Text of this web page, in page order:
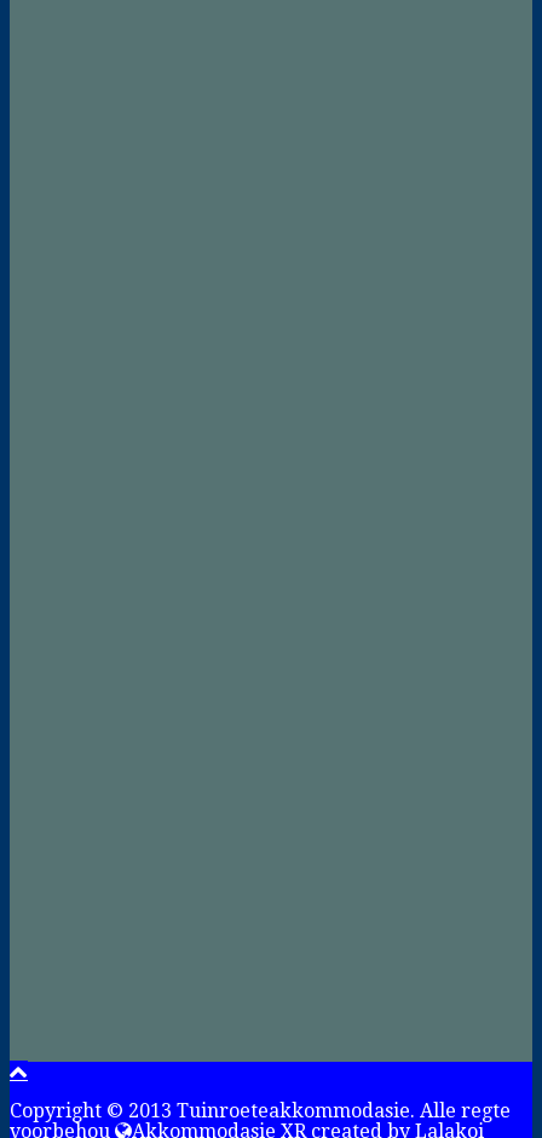
Copyright © 2013 Tuinroeteakkommodasie. Alle regte
voorbehou
Akkommodasie XR created by Lalakoi